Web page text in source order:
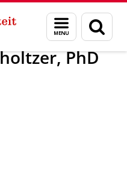
Menu
en
zoeken
Eichholtzer, PhD
PhD